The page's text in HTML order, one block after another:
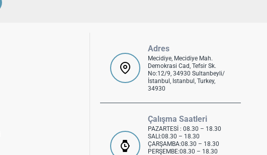
Adres
Mecidiye, Mecidiye Mah.
Demokrasi Cad, Tefsir Sk.
No:12/9, 34930 Sultanbeyli/
İstanbul, Istanbul, Turkey,
34930
Çalışma Saatleri
PAZARTESİ : 08.30 – 18.30
SALI:08.30 – 18.30
ÇARŞAMBA:08.30 – 18.30
PERŞEMBE:08.30 – 18.30